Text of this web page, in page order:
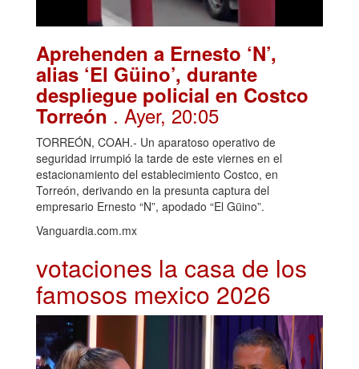
Aprehenden a Ernesto ‘N’,
alias ‘El Güino’, durante
despliegue policial en Costco
Torreón. Ayer, 20:05
TORREÓN, COAH.- Un aparatoso operativo de
seguridad irrumpió la tarde de este viernes en el
estacionamiento del establecimiento Costco, en
Torreón, derivando en la presunta captura del
empresario Ernesto “N”, apodado “El Güino”.
Vanguardia.com.mx
votaciones la casa de los
famosos mexico 2026